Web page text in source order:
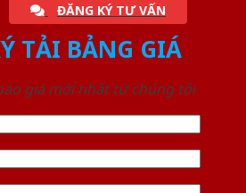
ĐĂNG KÝ TƯ VẤN
TẢI BẢNG GIÁ
giá mới nhất từ chúng tôi